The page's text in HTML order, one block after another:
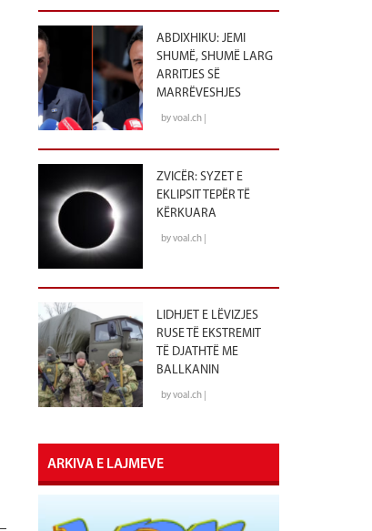
ABDIXHIKU: JEMI
SHUMË, SHUMË LARG
ARRITJES SË
MARRËVESHJES
by voal.ch |
ZVICËR: SYZET E
EKLIPSIT TEPËR TË
KËRKUARA
by voal.ch |
LIDHJET E LËVIZJES
RUSE TË EKSTREMIT
TË DJATHTË ME
BALLKANIN
by voal.ch |
ARKIVA E LAJMEVE